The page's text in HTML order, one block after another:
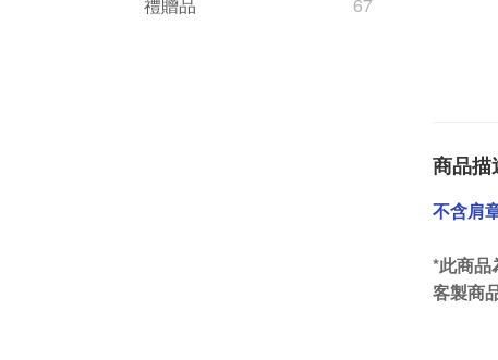
禮贈品
67
商品描
不含肩
*此商品
客製商